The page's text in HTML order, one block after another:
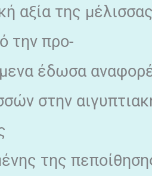
αξία της
την προ-
έδωσα
στην
της